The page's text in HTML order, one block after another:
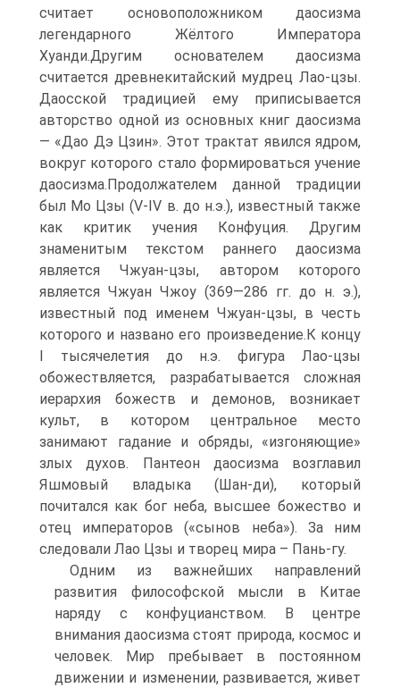
считает основоположником даосизма
легендарного Жёлтого Императора
Хуанди.Другим основателем даосизма
считается древнекитайский мудрец Лао-цзы.
Даосской традицией ему приписывается
авторство одной из основных книг даосизма
— «Дао Дэ Цзин». Этот трактат явился ядром,
вокруг которого стало формироваться учение
даосизма.Продолжателем данной традиции
был Мо Цзы (V-IV в. до н.э.), известный также
как критик учения Конфуция. Другим
знаменитым текстом раннего даосизма
является Чжуан-цзы, автором которого
является Чжуан Чжоу (369—286 гг. до н. э.),
известный под именем Чжуан-цзы, в честь
которого и названо его произведение.К концу
I тысячелетия до н.э. фигура Лао-цзы
обожествляется, разрабатывается сложная
иерархия божеств и демонов, возникает
культ, в котором центральное место
занимают гадание и обряды, «изгоняющие»
злых духов. Пантеон даосизма возглавил
Яшмовый владыка (Шан-ди), который
почитался как бог неба, высшее божество и
отец императоров («сынов неба»). За ним
следовали Лао Цзы и творец мира – Пань-гу.
Одним из важнейших направлений
развития философской мысли в Китае
наряду с конфуцианством. В центре
внимания даосизма стоят природа, космос и
человек. Мир пребывает в постоянном
движении и изменении, развивается, живет